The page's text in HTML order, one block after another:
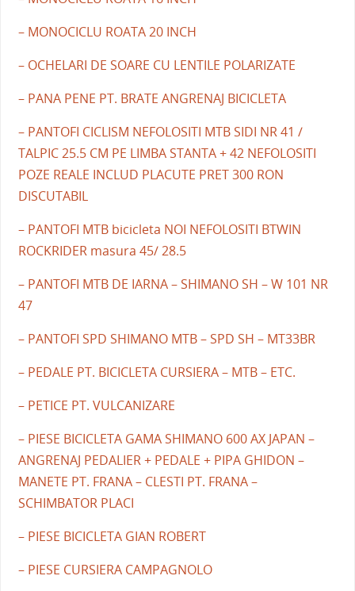
– MONOCICLU ROATA 20 INCH
– OCHELARI DE SOARE CU LENTILE POLARIZATE
– PANA PENE PT. BRATE ANGRENAJ BICICLETA
– PANTOFI CICLISM NEFOLOSITI MTB SIDI NR 41 /
TALPIC 25.5 CM PE LIMBA STANTA + 42 NEFOLOSITI
POZE REALE INCLUD PLACUTE PRET 300 RON
DISCUTABIL
– PANTOFI MTB bicicleta NOI NEFOLOSITI BTWIN
ROCKRIDER masura 45/ 28.5
– PANTOFI MTB DE IARNA – SHIMANO SH – W 101 NR
47
– PANTOFI SPD SHIMANO MTB – SPD SH – MT33BR
– PEDALE PT. BICICLETA CURSIERA – MTB – ETC.
– PETICE PT. VULCANIZARE
– PIESE BICICLETA GAMA SHIMANO 600 AX JAPAN –
ANGRENAJ PEDALIER + PEDALE + PIPA GHIDON –
MANETE PT. FRANA – CLESTI PT. FRANA –
SCHIMBATOR PLACI
– PIESE BICICLETA GIAN ROBERT
– PIESE CURSIERA CAMPAGNOLO